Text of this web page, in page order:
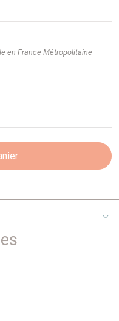
en France Métropolitaine